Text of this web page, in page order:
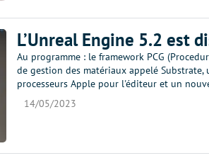
L’Unreal Engine 5.2 est
Au programme : le framework PCG
de gestion des matériaux appelé Substrate,
processeurs Apple pour l'éditeur et un
14/05/2023